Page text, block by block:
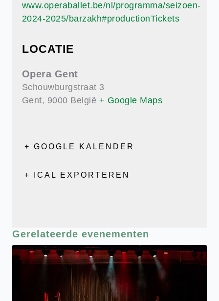
www.operaballet.be/nl/programma/seizoen-
2024-2025/barzakh#productionTickets
LOCATIE
Opera Gent
Schouwburgstraat 3
Gent, 9000 België + Google Maps
+ GOOGLE KALENDER
+ ICAL EXPORTEREN
Gerelateerde evenementen